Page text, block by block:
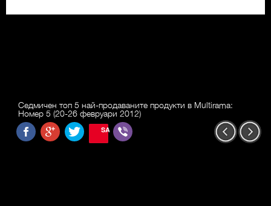
Седмичен топ 5 най-продаваните продукти в Multirama:
Номер 5 (20-26 февруари 2012)
SAVE